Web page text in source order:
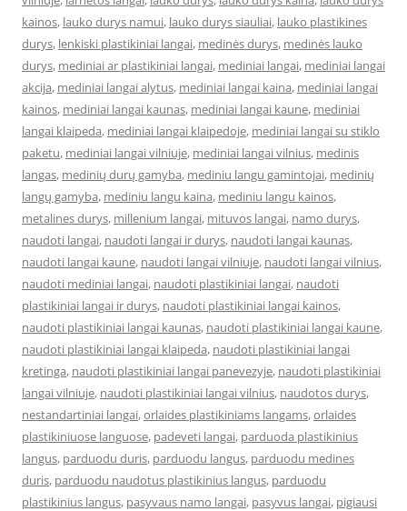
kainos, lauko durys namui, lauko durys siauliai, lauko plastikines
durys, lenkiski plastikiniai langai, medinės durys, medinės lauko
durys, mediniai ar plastikiniai langai, mediniai langai, mediniai langai
akcija, mediniai langai alytus, mediniai langai kaina, mediniai langai
kainos, mediniai langai kaunas, mediniai langai kaune, mediniai
langai klaipeda, mediniai langai klaipedoje, mediniai langai su stiklo
paketu, mediniai langai vilniuje, mediniai langai vilnius, medinis
langas, medinių durų gamyba, mediniu langu gamintojai, medinių
langų gamyba, mediniu langu kaina, mediniu langu kainos,
metalines durys, millenium langai, mituvos langai, namo durys,
naudoti langai, naudoti langai ir durys, naudoti langai kaunas,
naudoti langai kaune, naudoti langai vilniuje, naudoti langai vilnius,
naudoti mediniai langai, naudoti plastikiniai langai, naudoti
plastikiniai langai ir durys, naudoti plastikiniai langai kainos,
naudoti plastikiniai langai kaunas, naudoti plastikiniai langai kaune,
naudoti plastikiniai langai klaipeda, naudoti plastikiniai langai
kretinga, naudoti plastikiniai langai panevezyje, naudoti plastikiniai
langai vilniuje, naudoti plastikiniai langai vilnius, naudotos durys,
nestandartiniai langai,orlaides plastikiniams langams,orlaides
plastikiniuose languose, padeveti langai, parduoda plastikinius
langus, parduodu duris, parduodu langus, parduodu medines
duris, parduodu naudotus plastikinius langus, parduodu
plastikinius langus, pasyvaus namo langai, pasyvus langai, pigiausi